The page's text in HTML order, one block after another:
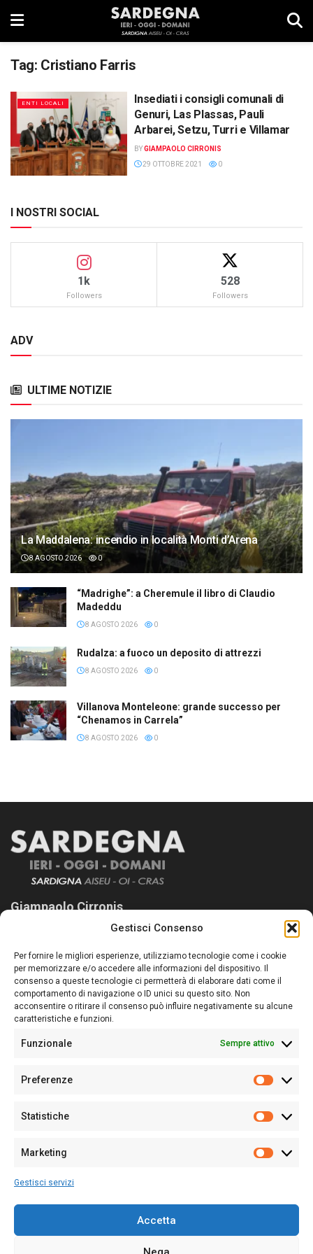
Gestisci Consenso
Per fornire le migliori esperienze, utilizziamo tecnologie come i cookie
per memorizzare e/o accedere alle informazioni del dispositivo. Il
consenso a queste tecnologie ci permetterà di elaborare dati come il
comportamento di navigazione o ID unici su questo sito. Non
acconsentire o ritirare il consenso può influire negativamente su alcune
caratteristiche e funzioni.
Funzionale Sempre attivo
Preferenze
Statistiche
Marketing
Gestisci servizi
Accetta
Tag: Cristiano Farris
ENTI LOCALI
Insediati i consigli comunali di
Genuri, Las Plassas, Pauli
Arbarei, Setzu, Turri e Villamar
BYGIAMPAOLO CIRRONIS
29 OTTOBRE 2021
0
I NOSTRI SOCIAL
1k
Followers
528
Followers
ADV
ULTIME NOTIZIE
La Maddalena: incendio in località Monti d’Arena
8 AGOSTO 2026 0
“Madrighe”: a Cheremule il libro di Claudio
Madeddu
8 AGOSTO 2026 0
Rudalza: a fuoco un deposito di attrezzi
8 AGOSTO 2026 0
Villanova Monteleone: grande successo per
“Chenamos in Carrela”
8 AGOSTO 2026 0
Giampaolo Cirronis
Sardegna Ieri-Oggi-Domani nasce per informare “liberamente” i
lettori su quanto accade in Sardegna, con un occhio rivolto al
nostro passato e, soprattutto, al nostro futuro
Follow Us
Sede:Via Cristoforo Colombo 09013 Carbonia
Partita IVA02270380922
128/2020 del 10/02/2020
Per la Pubblicità: